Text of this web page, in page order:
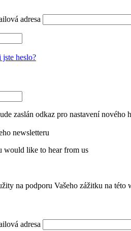
adresa
jste heslo?
zaslán odkaz pro nastavení nového
newsletteru
would like to hear from us
na podporu Vašeho zážitku na
adresa